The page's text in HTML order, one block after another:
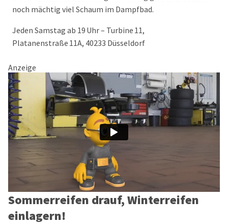
noch mächtig viel Schaum im Dampfbad.
Jeden Samstag ab 19 Uhr – Turbine 11,
Platanenstraße 11A, 40233 Düsseldorf
Anzeige
Sommerreifen drauf, Winterreifen
einlagern!